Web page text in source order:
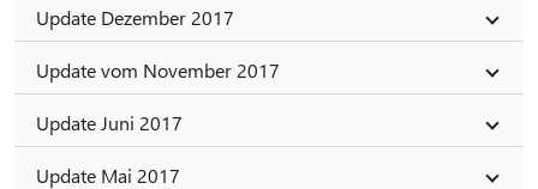
Update Dezember 2017
Update vom November 2017
Update Juni 2017
Update Mai 2017